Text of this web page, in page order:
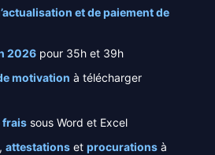
et de paiement de
2026 pour 35h et 39h
motivation à télécharger
frais sous Word et Excel
, attestations et procurations à